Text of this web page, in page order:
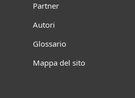
Partner
Autori
Glossario
Mappa del sito